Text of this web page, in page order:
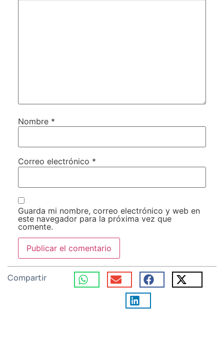
Nombre *
Correo electrónico *
Guarda mi nombre, correo electrónico y web en
este navegador para la próxima vez que
comente.
Compartir